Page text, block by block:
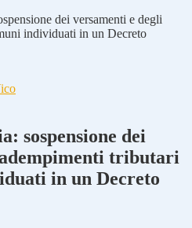
dei versamenti e degli
individuati in un Decreto
sospensione dei
tributari
in un Decreto